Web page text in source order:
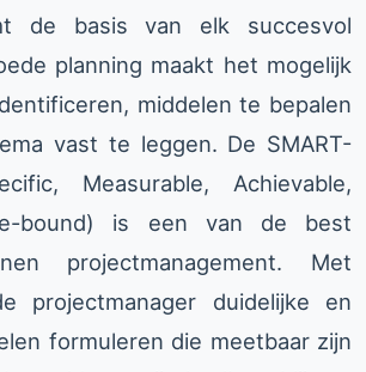
de basis van elk succesvol
planning maakt het mogelijk
middelen te bepalen
vast te leggen. De SMART-
Measurable, Achievable,
bound) is een van de best
projectmanagement. Met
projectmanager duidelijke en
formuleren die meetbaar zijn